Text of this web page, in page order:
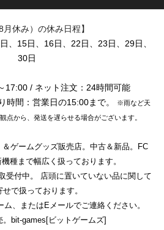
月休み）の休み日程】
、15日、16日、22日、23日、29日、
30日
/ ネット注文：24時間可能
時間：営業日の15:00まで。
※雨など天
点から、発送を遅らせる場合がございます。
ゲームグッズ販売店。中古＆新品。FC
種まで幅広く扱っております。
受付中。 店頭に置いていない品に関して
せで扱っております。
、またはEメールでご連絡ください。
。bit-games[ビットゲームズ]